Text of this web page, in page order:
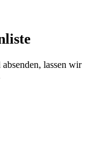
lassen wir